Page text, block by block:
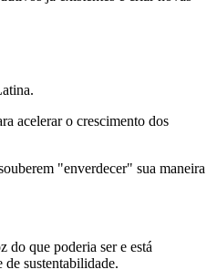
acelerar o crescimento dos
"enverdecer" sua maneira
do que poderia ser e está
sustentabilidade.